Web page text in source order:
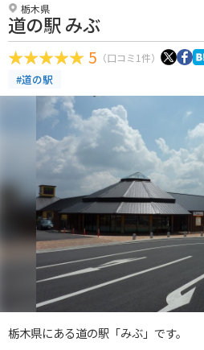
栃木県
道の駅 みぶ
5 （口コミ1件）
#道の駅
栃木県にある道の駅「みぶ」です。